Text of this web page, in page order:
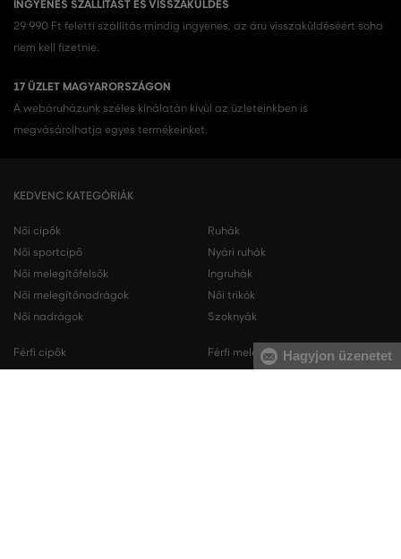
INGYENES SZÁLLÍTÁST ÉS VISSZAKÜLDÉS
29 990 Ft feletti szállítás mindig ingyenes, az áru visszaküldéséért soha
nem kell fizetnie.
17 ÜZLET MAGYARORSZÁGON
A webáruházunk széles kínálatán kívül az üzleteinkben is
megvásárolhatja egyes termékeinket.
KEDVENC KATEGÓRIÁK
Női cipők
Női sportcipő
Női melegítőfelsők
Női melegítőnadrágok
Női nadrágok
Ruhák
Nyári ruhák
Ingruhák
Női trikók
Szoknyák
Férfi cipők
Férfi melegítőfelsőkHagyjon üzenetet